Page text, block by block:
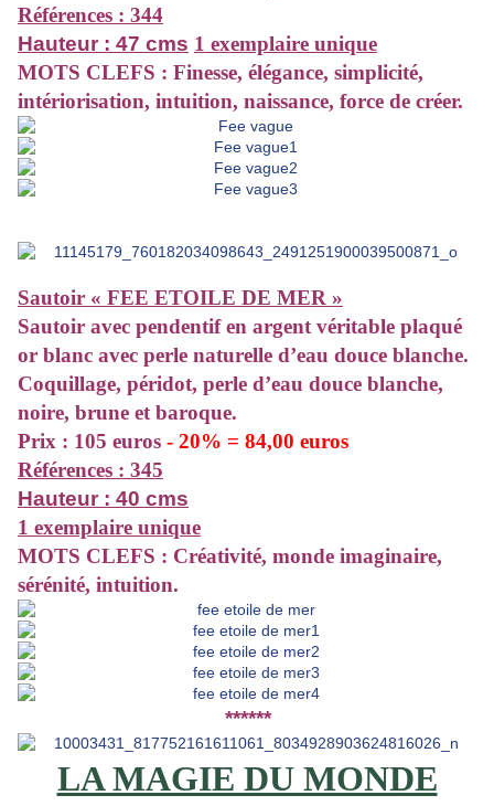
Références : 344
Hauteur : 47 cms 1 exemplaire unique
MOTS CLEFS : Finesse, élégance, simplicité,
intériorisation, intuition, naissance, force de créer.
Sautoir « FEE ETOILE DE MER »
Sautoir avec pendentif en argent véritable plaqué
or blanc avec perle naturelle d’eau douce blanche.
Coquillage, péridot, perle d’eau douce blanche,
noire, brune et baroque.
Prix : 105 euros - 20% = 84,00 euros
Références : 345
Hauteur : 40 cms
1 exemplaire unique
MOTS CLEFS : Créativité, monde imaginaire,
sérénité, intuition.
******
LA MAGIE DU MONDE